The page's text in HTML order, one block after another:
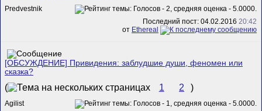
Predvestnik
Последний пост: 04.02.2016 20:42
от Ethereal
[ОБСУЖДЕНИЕ] Привидения: заблудшие души, феномен или
сказка?
( 1 2 )
Agilist